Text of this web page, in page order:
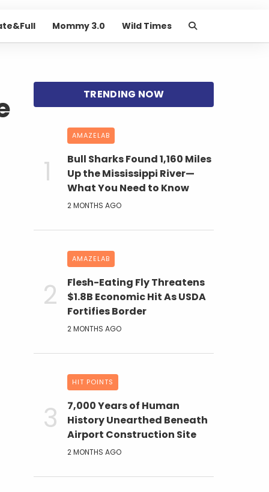
Mommy 3.0 Wild Times
AMAZELAB
Bull Sharks Found 1,160 Miles
Up the Mississippi River—
What You Need to Know
2 MONTHS AGO
AMAZELAB
Flesh-Eating Fly Threatens
$1.8B Economic Hit As USDA
Fortifies Border
2 MONTHS AGO
HIT POINTS
7,000 Years of Human
History Unearthed Beneath
Airport Construction Site
2 MONTHS AGO